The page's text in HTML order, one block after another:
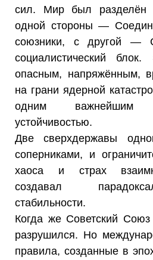
сил. Мир был
одной стороны —
союзники, с другой —
социалистический
опасным, напряжённым,
на грани ядерной
одним
устойчивостью.
Две сверхдержавы
соперниками, и
хаоса и страх
создавал
стабильности.
Когда же Советский Союз
разрушился. Но
правила, созданные в